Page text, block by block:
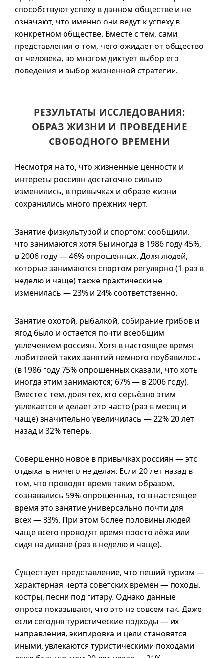
способствуют успеху в данном обществе и не
означают, что именно они ведут к успеху в
конкретном обществе. Вместе с тем, сами
представления о том, чего ожидает от общество
от человека, во многом диктует выбор его
поведения и выбор жизненной стратегии.
РЕЗУЛЬТАТЫ ИССЛЕДОВАНИЯ:
ОБРАЗ ЖИЗНИ И ПРОВЕДЕНИЕ
СВОБОДНОГО ВРЕМЕНИ
Несмотря на то, что жизненные ценности и
интересы россиян достаточно сильно
изменились, в привычках и образе жизни
сохранились много прежних черт.
Занятие физкультурой и спортом: сообщили,
что занимаются хотя бы иногда в 1986 году 45%,
в 2006 году — 46% опрошенных. Доля людей,
которые занимаются спортом регулярно (1 раз в
неделю и чаще) также практически не
изменилась — 23% и 24% соответственно.
Занятие охотой, рыбалкой, собирание грибов и
ягод было и остаётся почти всеобщим
увлечением россиян. Хотя в настоящее время
любителей таких занятий немного поубавилось
(в 1986 году 75% опрошенных сказали, что хоть
иногда этим занимаются; 67% — в 2006 году).
Вместе с тем, доля тех, кто серьёзно этим
увлекается и делает это часто (раз в месяц и
чаще) значительно увеличилась — 22% 20 лет
назад и 32% теперь.
Совершенно новое в привычках россиян — это
отдыхать ничего не делая. Если 20 лет назад в
том, что проводят время таким образом,
сознавались 59% опрошенных, то в настоящее
время это занятие универсально почти для
всех — 83%. При этом более половины людей
чаще всего проводят время просто лёжа или
сидя на диване (раз в неделю и чаще).
Существует представление, что пеший туризм —
характерная черта советских времён — походы,
костры, песни под гитару. Однако данные
опроса показывают, что это не совсем так. Даже
если сегодня туристические подходы — их
направления, экипировка и цели становятся
иными, увлекаются туристическими походами